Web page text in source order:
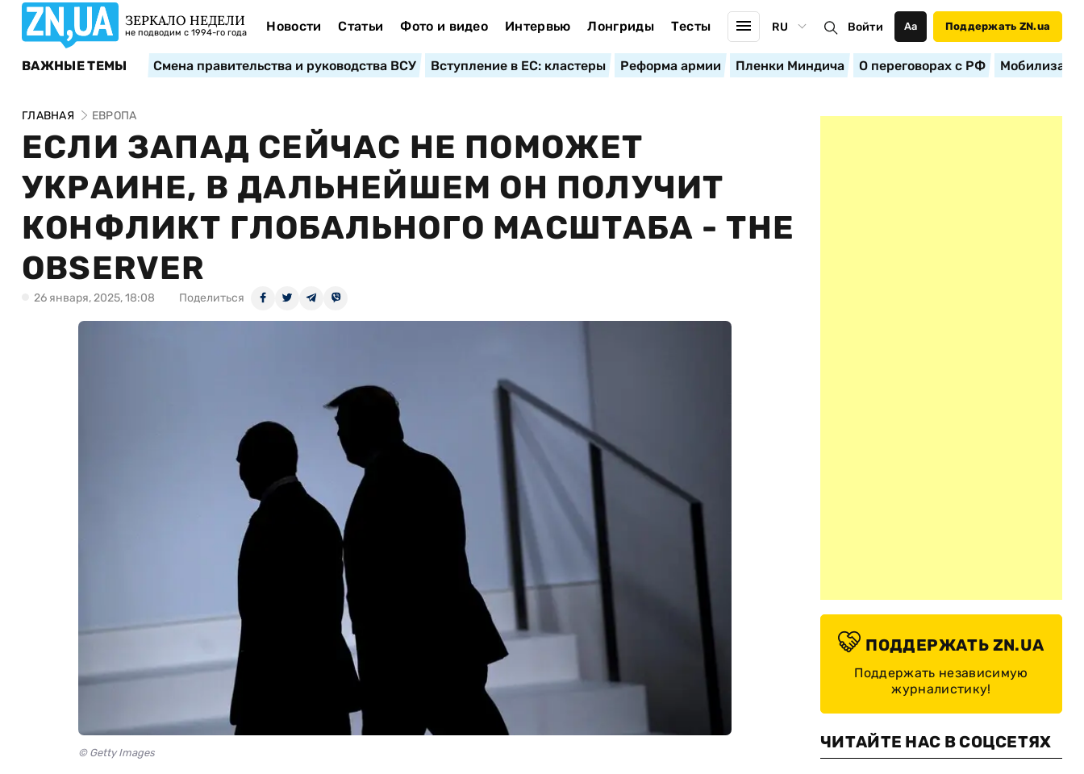
ЗЕРКАЛО НЕДЕЛИ
не подводим с 1994-го года Новости Статьи Фото и видео Интервью Лонгриды Тесты RU Войти Аа Поддержать ZN.ua
ВАЖНЫЕ ТЕМЫ Смена правительства и руководства ВСУ Вступление в ЕС: кластеры Реформа армии Пленки Миндича О переговорах с РФ
ГЛАВНАЯ ЕВРОПА
ЕСЛИ ЗАПАД СЕЙЧАС НЕ ПОМОЖЕТ
УКРАИНЕ, В ДАЛЬНЕЙШЕМ ОН ПОЛУЧИТ
КОНФЛИКТ ГЛОБАЛЬНОГО МАСШТАБА - THE
​​OBSERVER
26 января, 2025, 18:08 Поделиться
© Getty Images
ПОДДЕРЖАТЬ ZN.UA
Поддержать независимую
журналистику!
ЧИТАЙТЕ НАС В СОЦСЕТЯХ